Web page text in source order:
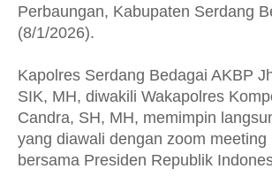
Perbaungan, Kabupaten Serdang
(8/1/2026).
Kapolres Serdang Bedagai AKBP
SIK, MH, diwakili Wakapolres
Candra, SH, MH, memimpin
yang diawali dengan zoom meeting
bersama Presiden Republik